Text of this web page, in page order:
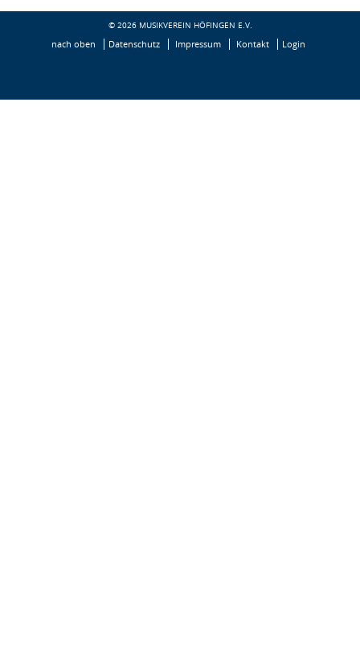
© 2026 MUSIKVEREIN HÖFINGEN E.V.
nach oben
Datenschutz Impressum Kontakt Login